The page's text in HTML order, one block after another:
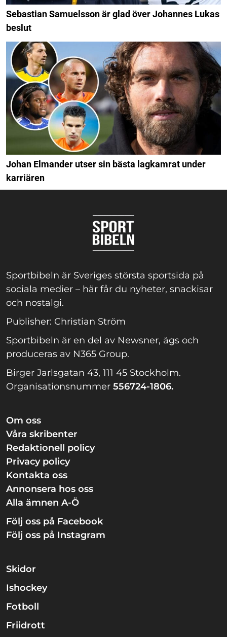
Sebastian Samuelsson är glad över Johannes Lukas
beslut
Johan Elmander utser sin bästa lagkamrat under
karriären
Sportbibeln är Sveriges största sportsida på
sociala medier – här får du nyheter, snackisar
och nostalgi.
Publisher: Christian Ström
Sportbibeln är en del av Newsner, ägs och
produceras av N365 Group.
Birger Jarlsgatan 43, 111 45 Stockholm.
Organisationsnummer 556724-1806.
Om oss
Våra skribenter
Redaktionell policy
Privacy policy
Kontakta oss
Annonsera hos oss
Alla ämnen A-Ö
Följ oss på Facebook
Följ oss på Instagram
Skidor
Ishockey
Fotboll
Friidrott